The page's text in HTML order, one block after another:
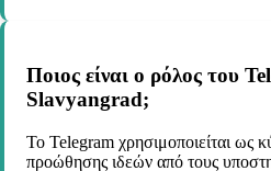
Ποιος είναι ο ρόλος του
Slavyangrad;
Το Telegram χρησιμοποιείται ως
προώθησης ιδεών από τους